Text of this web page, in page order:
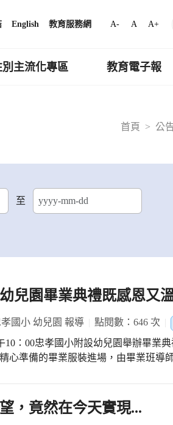
English 教育服務網 A- A A+
別主流化專區 教育電子報
首頁
公
至
兒園畢業典禮既感恩又
國小 幼兒園 報導 點閱數：646 次
10：00忠孝國小附設幼兒園舉辦畢業
心準備的畢業服裝進場，由畢業班導
畢業致答詞，畢業生都表現的可圈可
業師生團體大合照後就和在校的師生
，竟然在今天實現...